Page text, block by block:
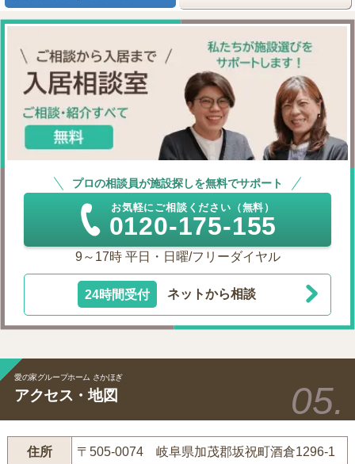
プロの相談員が施設探しを無料でサポート
お気軽にご相談ください（無料）
0120-175-155
9～17時 平日・日曜/フリーダイヤル
24時間受付 ネットから相談
愛の家グループホーム さかほぎ
アクセス・地図
住所 〒505-0074 岐阜県加茂郡坂祝町酒倉1296-1